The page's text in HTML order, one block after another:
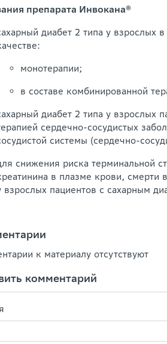
препарата Инвокана®
диабет 2 типа у взрослых
монотерапии;
в составе комбинированной
диабет 2 типа у взрослых
сердечно-сосудистых
системы (сердечно-
снижения риска терминальной
в плазме крови, смерти
взрослых пациентов с сахарным
к материалу отсутствуют
комментарий